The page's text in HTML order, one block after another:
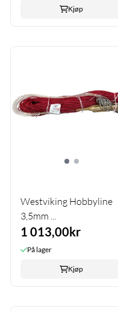
Kjøp
Westviking Hobbyline
3,5mm ...
1 013,00kr
På lager
Kjøp